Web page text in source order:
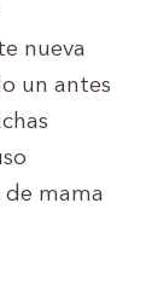
nueva
un antes
de mama